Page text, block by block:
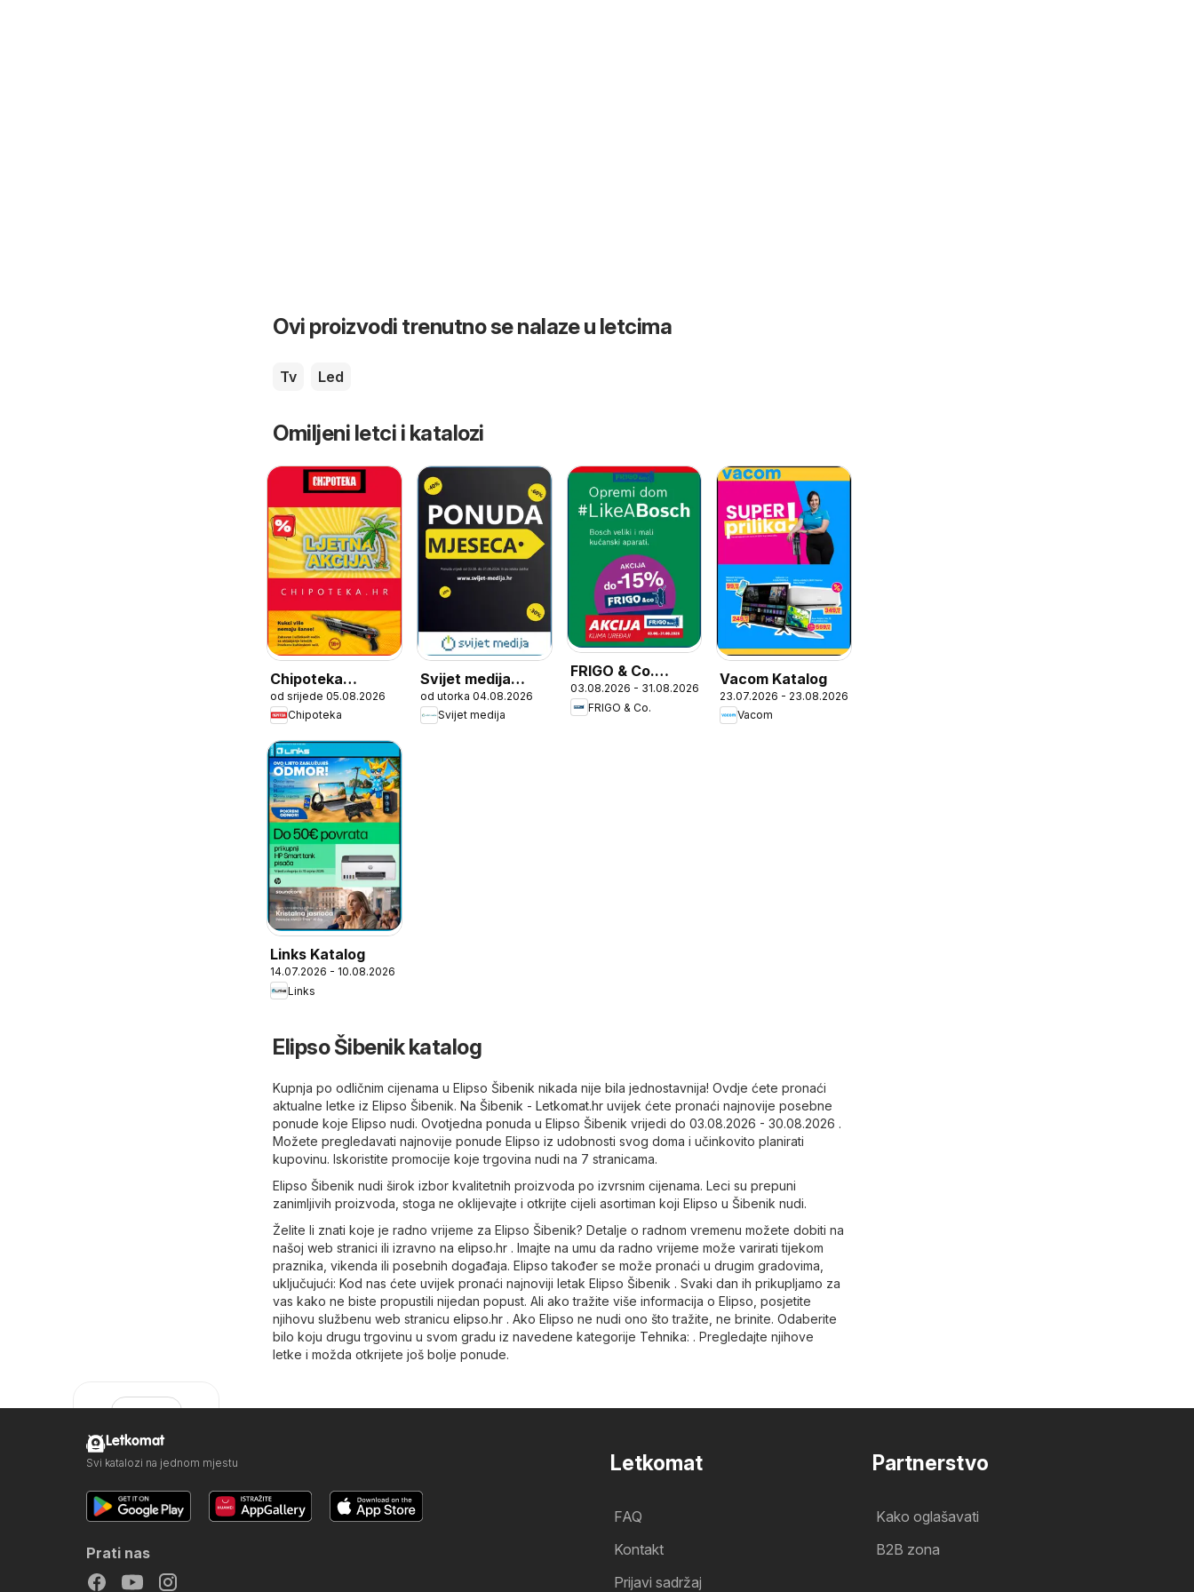
Ovi proizvodi trenutno se nalaze u letcima
Tv Led
Omiljeni letci i katalozi
Chipoteka
Katalog
od srijede 05.08.2026
Chipoteka
Svijet medija
Katalog
od utorka 04.08.2026
Svijet medija
FRIGO & Co.
Katalog
03.08.2026 - 31.08.2026
FRIGO & Co.
Vacom Katalog
23.07.2026 - 23.08.2026
Vacom
Links Katalog
14.07.2026 - 10.08.2026
Links
Elipso Šibenik katalog
Kupnja po odličnim cijenama u Elipso Šibenik nikada nije bila jednostavnija! Ovdje ćete pronaći
aktualne letke iz Elipso Šibenik. Na Šibenik - Letkomat.hr uvijek ćete pronaći najnovije posebne
ponude koje Elipso nudi. Ovotjedna ponuda u Elipso Šibenik vrijedi do 03.08.2026 - 30.08.2026 .
Možete pregledavati najnovije ponude Elipso iz udobnosti svog doma i učinkovito planirati
kupovinu. Iskoristite promocije koje trgovina nudi na 7 stranicama.
Elipso Šibenik nudi širok izbor kvalitetnih proizvoda po izvrsnim cijenama. Leci su prepuni
zanimljivih proizvoda, stoga ne oklijevajte i otkrijte cijeli asortiman koji Elipso u Šibenik nudi.
Želite li znati koje je radno vrijeme za Elipso Šibenik? Detalje o radnom vremenu možete dobiti na
našoj web stranici ili izravno na elipso.hr . Imajte na umu da radno vrijeme može varirati tijekom
praznika, vikenda ili posebnih događaja. Elipso također se može pronaći u drugim gradovima,
uključujući: Kod nas ćete uvijek pronaći najnoviji letak Elipso Šibenik . Svaki dan ih prikupljamo za
vas kako ne biste propustili nijedan popust. Ali ako tražite više informacija o Elipso, posjetite
njihovu službenu web stranicu elipso.hr . Ako Elipso ne nudi ono što tražite, ne brinite. Odaberite
bilo koju drugu trgovinu u svom gradu iz navedene kategorije Tehnika: . Pregledajte njihove
letke i možda otkrijete još bolje ponude.
Letkomat
FAQ
Kontakt
Prijavi sadržaj
Partnerstvo
Kako oglašavati
B2B zona
Letkomat
Svi katalozi na jednom mjestu
Prati nas